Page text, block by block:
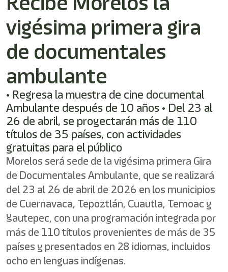
Este
acceso
directo
lector
de
pantalla
para
ayudarle
navegar
interactuar
con
contenido.
vigésima primera gira
de documentales
ambulante
• Regresa la muestra de cine documental
Ambulante después de 10 años • Del 23 al
26 de abril, se proyectarán más de 110
títulos de 35 países, con actividades
gratuitas para el público
Morelos será sede de la vigésima primera Gira
de Documentales Ambulante, que se realizará
del 23 al 26 de abril de 2026 en los municipios
de Cuernavaca, Tepoztlán, Cuautla, Temoac y
Yautepec, con una programación integrada por
más de 110 títulos provenientes de más de 35
países y presentados en 28 idiomas, incluidos
ocho en lenguas indígenas.